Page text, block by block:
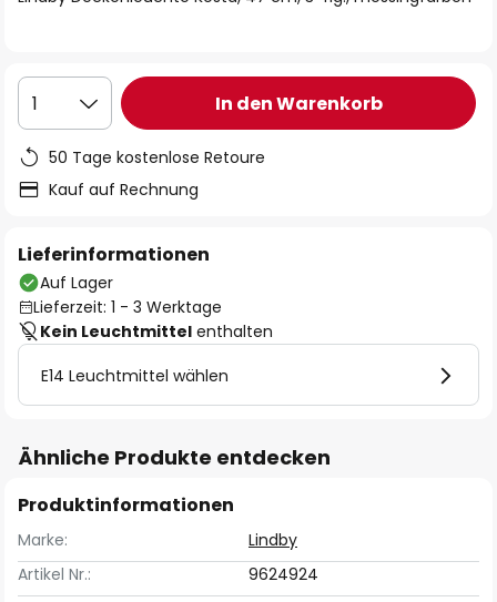
1 In den Warenkorb
50 Tage kostenlose Retoure
Kauf auf Rechnung
Lieferinformationen
Auf Lager
Lieferzeit: 1 - 3 Werktage
Kein Leuchtmittel enthalten
E14 Leuchtmittel wählen
Ähnliche Produkte entdecken
Produktinformationen
Marke:
Lindby
Artikel Nr.:
9624924